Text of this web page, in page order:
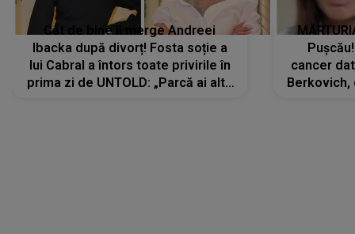
Cât de bine îi merge Andreei
Ibacka după divorț! Fosta soție a
lui Cabral a întors toate privirile în
prima zi de UNTOLD: „Parcă ai altă
cancer
Berkovich,